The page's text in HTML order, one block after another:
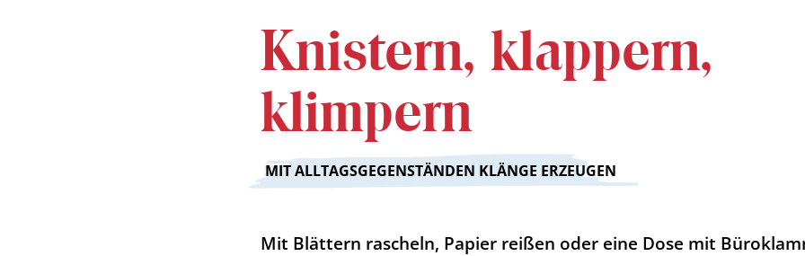
Knistern, klappern,
klimpern
:
MIT ALLTAGSGEGENSTÄNDEN KLÄNGE ERZEUGEN
Mit Blättern rascheln, Papier reißen oder eine Dose mit